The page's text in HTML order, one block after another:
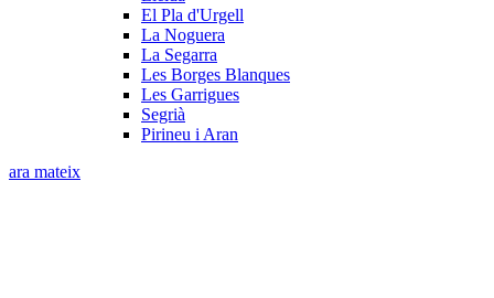
El Pla d'Urgell
La Noguera
La Segarra
Les Borges Blanques
Les Garrigues
Segrià
Pirineu i Aran
ara mateix